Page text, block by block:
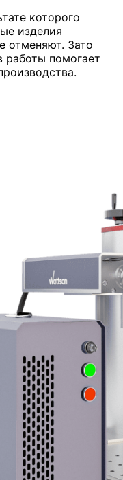
которого
изделия
отменяют. Зато
работы помогает